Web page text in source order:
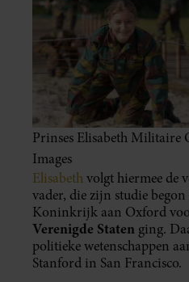
Prinses Elisabeth Militaire
Images
Elisabethvolgt hiermee de
vader, die zijn studie
Koninkrijk aan Oxford
Verenigde Staten ging.
politieke wetenschappen
Stanford in San Francisco.